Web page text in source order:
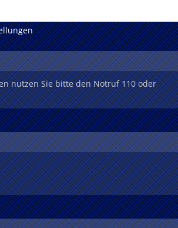
nutzen Sie bitte den Notruf 110 oder